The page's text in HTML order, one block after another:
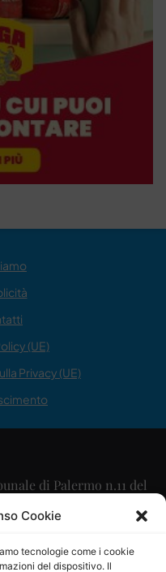
Cookie
tecnologie come i cookie
del dispositivo. Il
(UE)
Privacy (UE)
di Palermo n.11 del